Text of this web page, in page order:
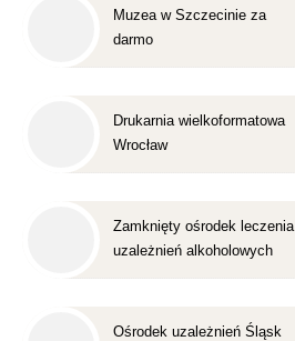
Muzea w Szczecinie za
darmo
Drukarnia wielkoformatowa
Wrocław
Zamknięty ośrodek leczenia
uzależnień alkoholowych
Ośrodek uzależnień Śląsk